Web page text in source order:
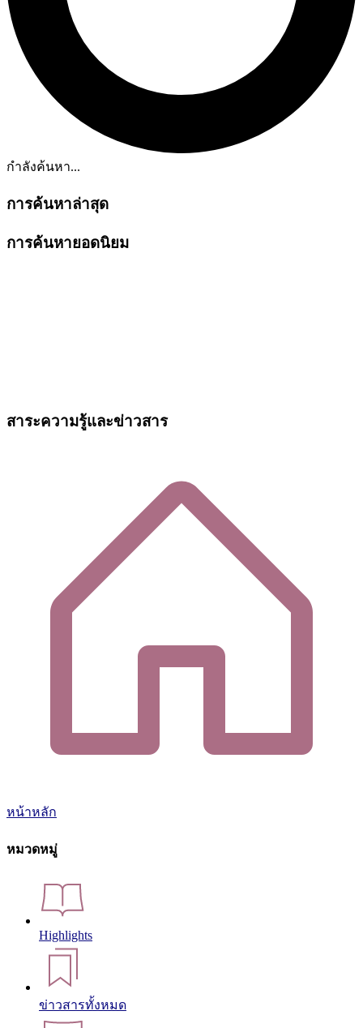
กำลังค้นหา...
การค้นหาล่าสุด
การค้นหายอดนิยม
สาระความรู้และข่าวสาร
หน้าหลัก
หมวดหมู่
Highlights
ข่าวสารทั้งหมด